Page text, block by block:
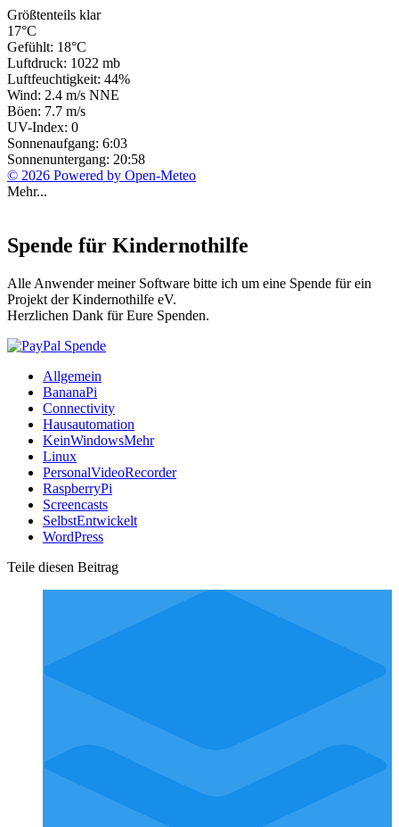
Größtenteils klar
17°C
Gefühlt: 18°C
Luftdruck: 1022 mb
Luftfeuchtigkeit: 44%
Wind: 2.4 m/s NNE
Böen: 7.7 m/s
UV-Index: 0
Sonnenaufgang: 6:03
Sonnenuntergang: 20:58
© 2026 Powered by Open-Meteo
Mehr...
Spende für Kindernothilfe
Alle Anwender meiner Software bitte ich um eine Spende für ein
Projekt der Kindernothilfe eV.
Herzlichen Dank für Eure Spenden.
Allgemein
BananaPi
Connectivity
Hausautomation
KeinWindowsMehr
Linux
PersonalVideoRecorder
RaspberryPi
Screencasts
SelbstEntwickelt
WordPress
Teile diesen Beitrag